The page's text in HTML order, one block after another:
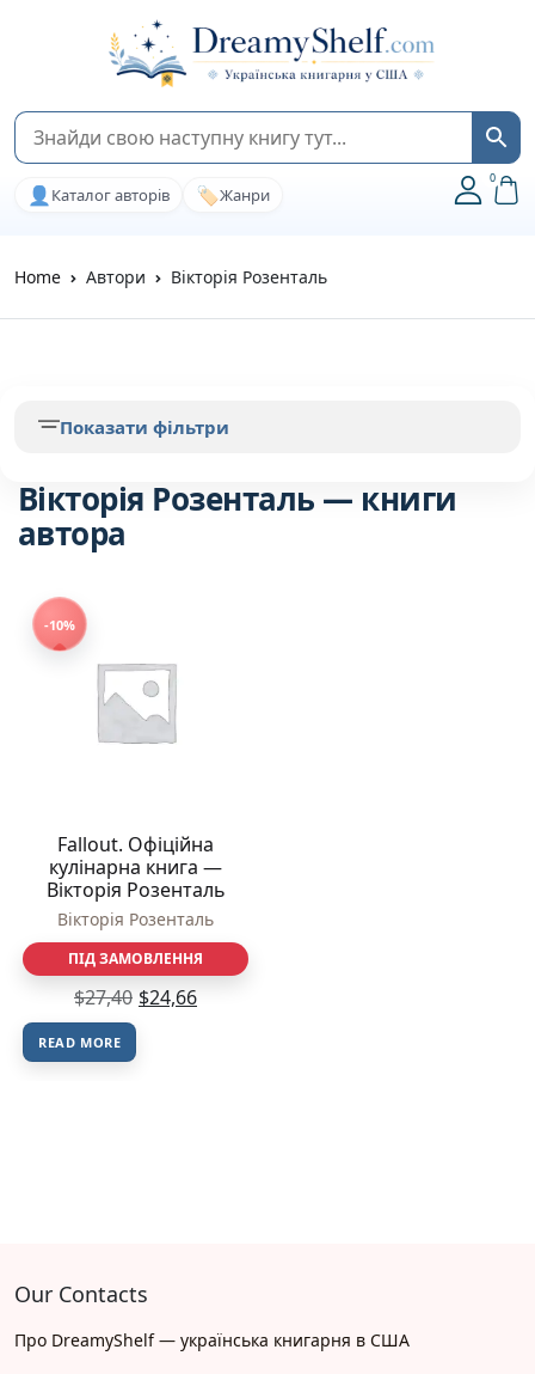
👤 Каталог авторів 🏷️Жанри
0
Home Автори Вікторія Розенталь
Вікторія Розенталь — книги
автора
-10%
Fallout. Офіційна
кулінарна книга —
Вікторія Розенталь
Вікторія Розенталь
ПІД ЗАМОВЛЕННЯ
$27,40 $24,66
READ MORE
Показати фільтри
Our Contacts
Про DreamyShelf — українська книгарня в США